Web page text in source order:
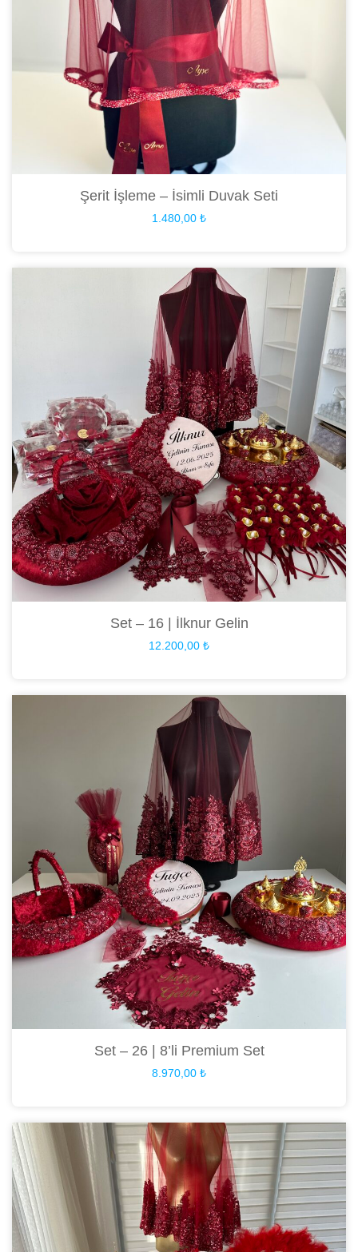
Şerit İşleme – İsimli Duvak Seti
1.480,00 ₺
Set – 16 | İlknur Gelin
12.200,00 ₺
Set – 26 | 8’li Premium Set
8.970,00 ₺